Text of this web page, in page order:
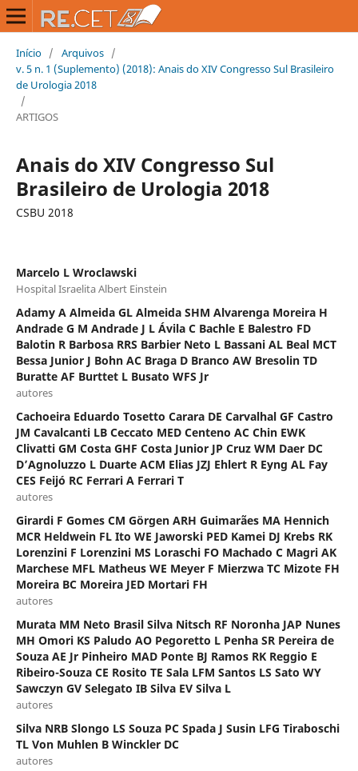
Início / Arquivos /
v. 5 n. 1 (Suplemento) (2018): Anais do XIV Congresso Sul Brasileiro
de Urologia 2018
/
ARTIGOS
Anais do XIV Congresso Sul
Brasileiro de Urologia 2018
CSBU 2018
Marcelo L Wroclawski
Hospital Israelita Albert Einstein
Adamy A Almeida GL Almeida SHM Alvarenga Moreira H
Andrade G M Andrade J L Ávila C Bachle E Balestro FD
Balotin R Barbosa RRS Barbier Neto L Bassani AL Beal MCT
Bessa Junior J Bohn AC Braga D Branco AW Bresolin TD
Buratte AF Burttet L Busato WFS Jr
autores
Cachoeira Eduardo Tosetto Carara DE Carvalhal GF Castro
JM Cavalcanti LB Ceccato MED Centeno AC Chin EWK
Clivatti GM Costa GHF Costa Junior JP Cruz WM Daer DC
D’Agnoluzzo L Duarte ACM Elias JZJ Ehlert R Eyng AL Fay
CES Feijó RC Ferrari A Ferrari T
autores
Girardi F Gomes CM Görgen ARH Guimarães MA Hennich
MCR Heldwein FL Ito WE Jaworski PED Kamei DJ Krebs RK
Lorenzini F Lorenzini MS Loraschi FO Machado C Magri AK
Marchese MFL Matheus WE Meyer F Mierzwa TC Mizote FH
Moreira BC Moreira JED Mortari FH
autores
Murata MM Neto Brasil Silva Nitsch RF Noronha JAP Nunes
MH Omori KS Paludo AO Pegoretto L Penha SR Pereira de
Souza AE Jr Pinheiro MAD Ponte BJ Ramos RK Reggio E
Ribeiro-Souza CE Rosito TE Sala LFM Santos LS Sato WY
Sawczyn GV Selegato IB Silva EV Silva L
autores
Silva NRB Slongo LS Souza PC Spada J Susin LFG Tiraboschi
TL Von Muhlen B Winckler DC
autores